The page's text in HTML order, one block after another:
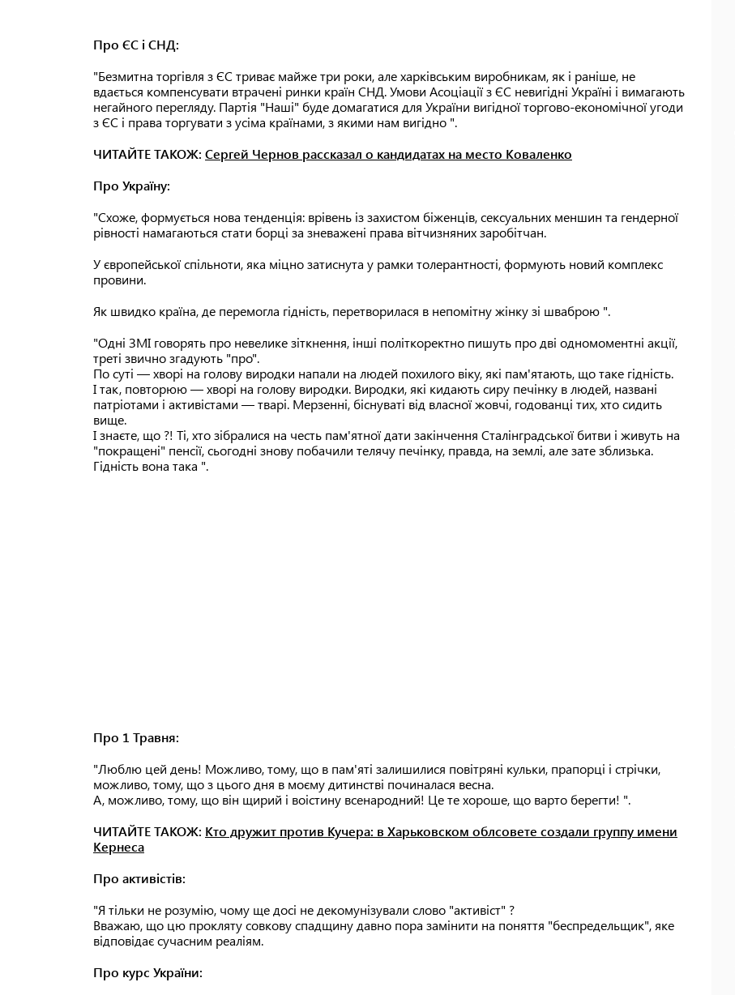
Про ЄС і СНД:
"Безмитна торгівля з ЄС триває майже три роки, але харківським виробникам, як і раніше, не
вдається компенсувати втрачені ринки країн СНД. Умови Асоціації з ЄС невигідні Україні і вимагають
негайного перегляду. Партія "Наші" буде домагатися для України вигідної торгово-економічної угоди
з ЄС і права торгувати з усіма країнами, з якими нам вигідно ".
ЧИТАЙТЕ ТАКОЖ: Сергей Чернов рассказал о кандидатах на место Коваленко
Про Україну:
"Схоже, формується нова тенденція: врівень із захистом біженців, сексуальних меншин та гендерної
рівності намагаються стати борці за зневажені права вітчизняних заробітчан.
У європейської спільноти, яка міцно затиснута у рамки толерантності, формують новий комплекс
провини.
Як швидко країна, де перемогла гідність, перетворилася в непомітну жінку зі шваброю ".
"Одні ЗМІ говорять про невелике зіткнення, інші політкоректно пишуть про дві одномоментні акції,
треті звично згадують "про".
По суті — хворі на голову виродки напали на людей похилого віку, які пам'ятають, що таке гідність.
І так, повторюю — хворі на голову виродки. Виродки, які кидають сиру печінку в людей, названі
патріотами і активістами — тварі. Мерзенні, біснуваті від власної жовчі, годованці тих, хто сидить
вище.
І знаєте, що ?! Ті, хто зібралися на честь пам'ятної дати закінчення Сталінградської битви і живуть на
"покращені" пенсії, сьогодні знову побачили телячу печінку, правда, на землі, але зате зблизька.
Гідність вона така ".
Про 1 Травня:
"Люблю цей день! Можливо, тому, що в пам'яті залишилися повітряні кульки, прапорці і стрічки,
можливо, тому, що з цього дня в моєму дитинстві починалася весна.
А, можливо, тому, що він щирий і воістину всенародний! Це те хороше, що варто берегти! ".
ЧИТАЙТЕ ТАКОЖ: Кто дружит против Кучера: в Харьковском облсовете создали группу имени
Кернеса
Про активістів:
"Я тільки не розумію, чому ще досі не декомунізували слово "активіст" ?
Вважаю, що цю прокляту совкову спадщину давно пора замінити на поняття "беспредельщик", яке
відповідає сучасним реаліям.
Про курс України: